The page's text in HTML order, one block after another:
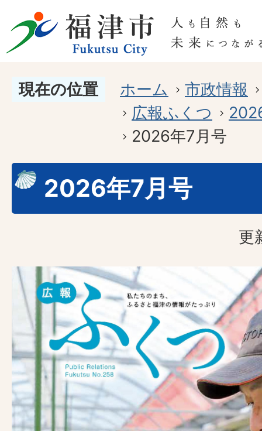
現在の位置 ホーム
市政情報
広報ふくつ
2026年7月号
2026年7月号
更